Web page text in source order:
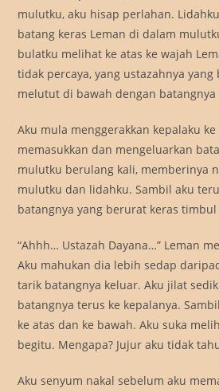
mulutku, aku hisap perlahan.
batang keras Leman di dalam
bulatku melihat ke atas ke wajah
tidak percaya, yang ustazahnya
melutut di bawah dengan
Aku mula menggerakkan kepalaku
memasukkan dan mengeluarkan
mulutku berulang kali, memberinya
mulutku dan lidahku. Sambil aku
batangnya yang berurat keras
“Ahhh… Ustazah Dayana…” Leman
Aku mahukan dia lebih sedap
tarik batangnya keluar. Aku jilat
batangnya terus ke kepalanya.
ke atas dan ke bawah. Aku suka
begitu. Mengapa? Jujur aku tidak
Aku senyum nakal sebelum aku